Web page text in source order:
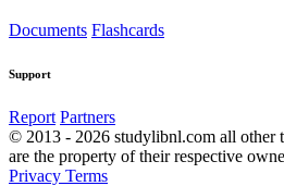
Documents Flashcards
Support
Report Partners
© 2013 - 2026 studylibnl.com all other
are the property of their respective
Privacy Terms